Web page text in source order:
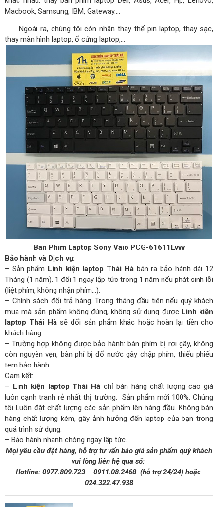
Macbook, Samsung, IBM, Gateway….
Ngoài ra, chúng tôi còn nhận thay thế pin laptop, thay sạc,
thay màn hình laptop, ổ cứng laptop,…
Bàn Phím Laptop Sony Vaio PCG-61611Lvvv
Bảo hành và Dịch vụ:
– Sản phẩm Linh kiện laptop Thái Hàbán ra bảo hành dài 12
Tháng (1 năm). 1 đổi 1 ngay lập tức trong 1 năm nếu phát sinh lỗi
(liệt phím, không nhận phím…).
– Chính sách đổi trả hàng. Trong tháng đầu tiên nếu quý khách
mua mà sản phẩm không đúng, không sử dụng được Linh kiện
laptop Thái Hàsẽ đổi sản phẩm khác hoặc hoàn lại tiền cho
khách hàng.
– Trường hợp không được bảo hành: bàn phím bị rơi gãy, không
còn nguyên vẹn, bàn phí bị đổ nước gây chập phím, thiếu phiếu
tem bảo hành.
Cam kết:
– Linh kiện laptop Thái Hàchỉ bán hàng chất lượng cao giá
luôn cạnh tranh rẻ nhất thị trường. Sản phẩm mới 100%. Chúng
tôi Luôn đặt chất lượng các sản phẩm lên hàng đầu. Không bán
hàng chất lượng kém, gây ảnh hưởng đến laptop của bạn trong
quá trình sử dụng.
– Bảo hành nhanh chóng ngay lập tức.
Mọi yêu cầu đặt hàng, hỗ trợ tư vấn báo giá sản phẩm quý khách
vui lòng liên hệ qua số:
Hotline: 0977.809.723– 0911.08.2468 (hỗ trợ 24/24)hoặc
024.322.47.938